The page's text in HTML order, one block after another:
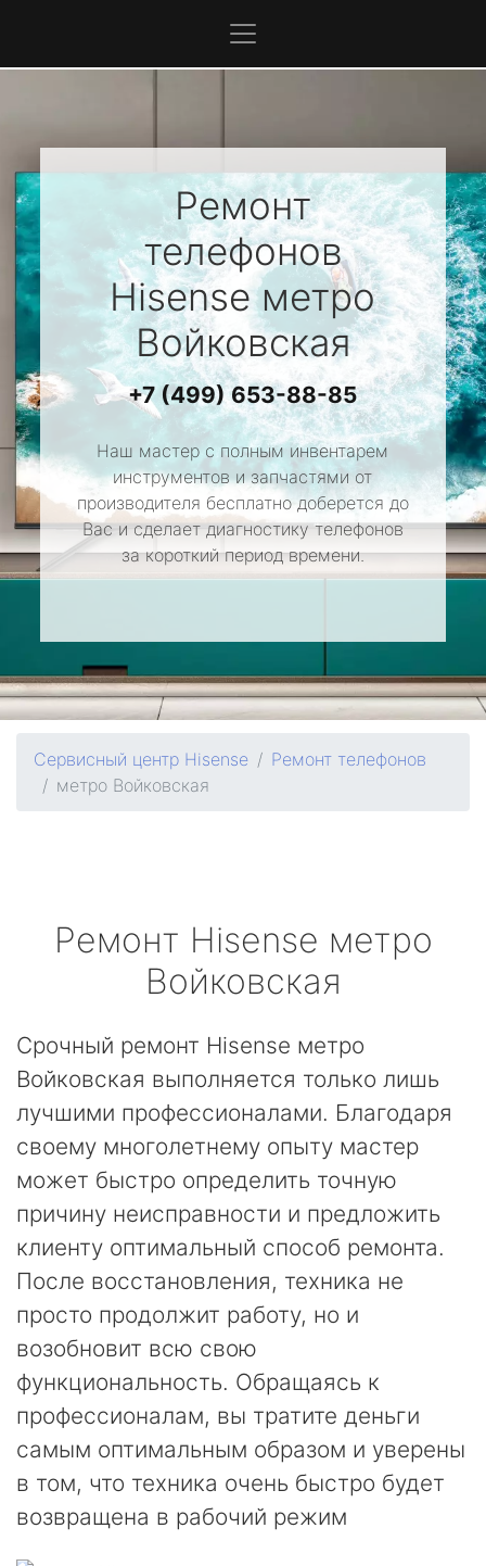
Ремонт
телефонов
Hisenseметро
Войковская
+7 (499) 653-88-85
Наш мастер с полным инвентарем
инструментов и запчастями от
производителя бесплатно доберется до
Вас и сделает диагностику телефонов
за короткий период времени.
Сервисный центр Hisense
Ремонт телефонов
метро Войковская
Ремонт Hisense метро
Войковская
Срочный ремонт Hisense метро
Войковская выполняется только лишь
лучшими профессионалами. Благодаря
своему многолетнему опыту мастер
может быстро определить точную
причину неисправности и предложить
клиенту оптимальный способ ремонта.
После восстановления, техника не
просто продолжит работу, но и
возобновит всю свою
функциональность. Обращаясь к
профессионалам, вы тратите деньги
самым оптимальным образом и уверены
в том, что техника очень быстро будет
возвращена в рабочий режим